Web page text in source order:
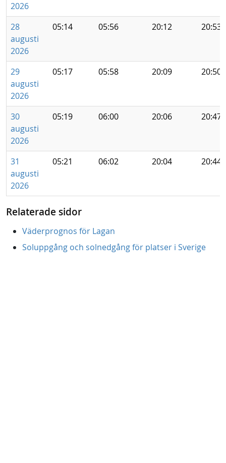
2026
28
augusti
2026
05:14 05:56 20:12 20:53
29
augusti
2026
05:17 05:58 20:09 20:50
30
augusti
2026
05:19 06:00 20:06 20:47
31
augusti
2026
05:21 06:02 20:04 20:44
Relaterade sidor
Väderprognos för Lagan
Soluppgång och solnedgång för platser i Sverige